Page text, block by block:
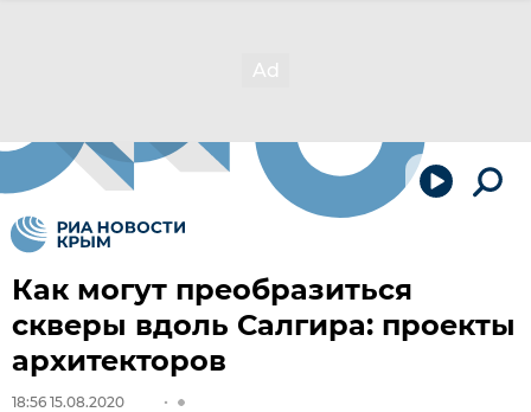
Как могут преобразиться
скверы вдоль Салгира: проекты
архитекторов
18:56 15.08.2020